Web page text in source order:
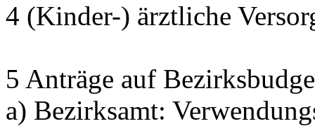
4 (Kinder-) ärztliche
5 Anträge auf
a) Bezirksamt: